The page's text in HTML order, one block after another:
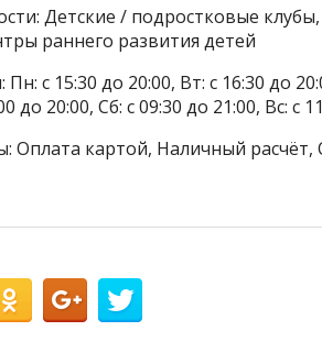
Детские / подростковые
раннего развития детей
с 15:30 до 20:00, Вт: с 16:30 до
до 20:00, Сб: с 09:30 до 21:00, Вс: с
Оплата картой, Наличный расчёт,